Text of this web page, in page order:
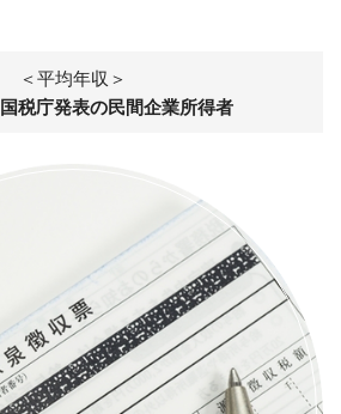
＜平均年収＞
国税庁発表の民間企業所得者